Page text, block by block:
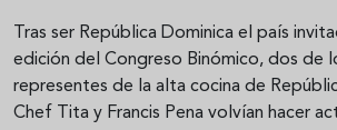
Tras ser República Dominica el país
edición del Congreso Binómico, dos de
representes de la alta cocina de
Chef Tita y Francis Pena volvían hacer